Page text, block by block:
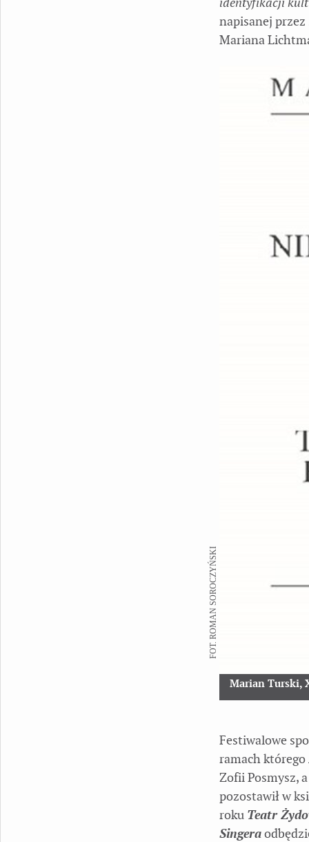
napisanej
Mariana
Marian Turski,
FOT. ROMAN SOROCZYŃSKI
Festiwalowe
ramach którego
Zofii Posmysz,
pozostawił w
roku Teatr
Singera